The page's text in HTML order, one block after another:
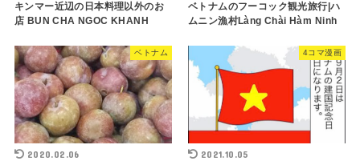
キンマー近辺の日本料理以外のお
店 BUN CHA NGOC KHANH
ベトナムのフーコック観光旅行|ハ
ムニン漁村Làng Chài Hàm Ninh
ベトナム
2020.02.06
4コマ漫画
2021.10.05